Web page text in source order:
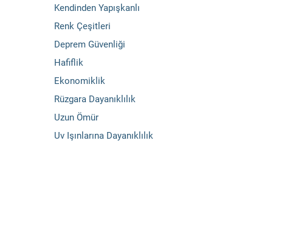
Kendinden Yapışkanlı
Renk Çeşitleri
Deprem Güvenliği
Hafiflik
Ekonomiklik
Rüzgara Dayanıklılık
Uzun Ömür
Uv Işınlarına Dayanıklılık